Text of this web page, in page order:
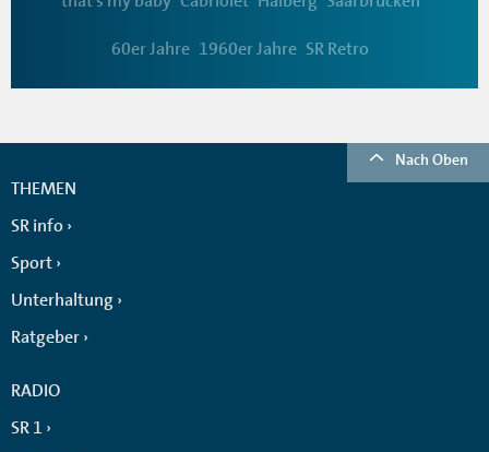
60er Jahre 1960er Jahre SR Retro
Nach Oben
THEMEN
SR info
Sport
Unterhaltung
Ratgeber
RADIO
SR 1